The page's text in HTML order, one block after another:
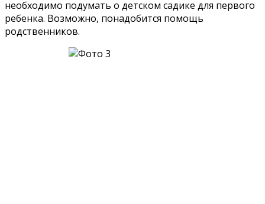
необходимо подумать о детском садике для первого
ребенка. Возможно, понадобится помощь
родственников.